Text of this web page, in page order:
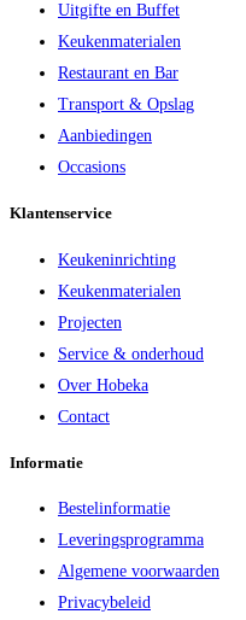
Uitgifte en Buffet
Keukenmaterialen
Restaurant en Bar
Transport & Opslag
Aanbiedingen
Occasions
Klantenservice
Keukeninrichting
Keukenmaterialen
Projecten
Service & onderhoud
Over Hobeka
Contact
Informatie
Bestelinformatie
Leveringsprogramma
Algemene voorwaarden
Privacybeleid